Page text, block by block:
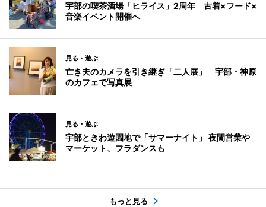
宇部の喫茶酒場「ヒライス」2周年 古着×フード×
音楽イベント開催へ
見る・遊ぶ
亡き夫のカメラを引き継ぎ「二人展」 宇部・神原
のカフェで写真展
見る・遊ぶ
宇部ときわ遊園地で「サマーナイト」 夜間営業や
マーケット、フラダンスも
もっと見る